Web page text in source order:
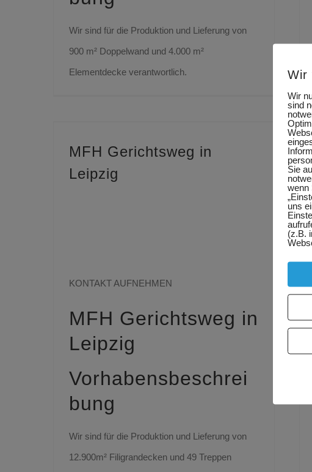
Wir sind für die Produktion und Lieferung von
900 m² Doppelwand und 4.000 m²
Elementdecke verantwortlich.
MFH Gerichtsweg in
Leipzig
KONTAKT AUFNEHMEN
MFH Gerichtsweg in
Leipzig
Vorhabensbeschrei
bung
Wir sind für die Produktion und Lieferung von
12.900m² Filigrandecken und 49 Treppen
Wir
Wir
sind
Sie
wenn
uns
(z.B.